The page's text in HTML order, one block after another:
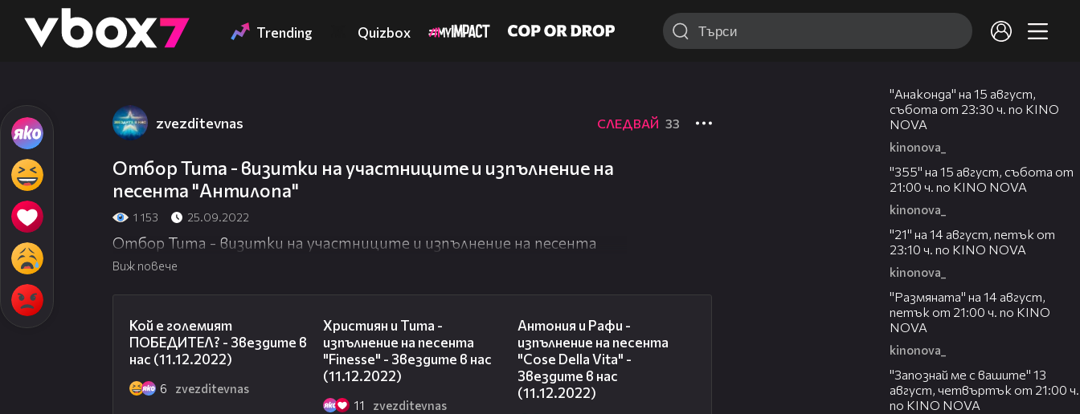
👾 Trending Quizbox
zvezditevnas СЛЕДВАЙ 33
Отбор Тита - визитки на участниците и изпълнение на
песента "Антилопа"
1 153 25.09.2022
Отбор Тита - визитки на участниците и изпълнение на песента
Виж повече
Кой е големият
ПОБЕДИТЕЛ? - Звездите в
нас (11.12.2022)
6 zvezditevnas
Християн и Тита -
изпълнение на песента
"Finesse" - Звездите в нас
(11.12.2022)
11 zvezditevnas
Антония и Рафи -
изпълнение на песента
"Cose Della Vita" -
Звездите в нас
(11.12.2022)
"Анаконда" на 15 август,
събота от 23:30 ч. по KINO
NOVA
kinonova_
"355" на 15 август, събота от
21:00 ч. по KINO NOVA
kinonova_
"21" на 14 август, петък от
23:10 ч. по KINO NOVA
kinonova_
"Размянaта" на 14 август,
петък от 21:00 ч. по KINO
NOVA
kinonova_
"Запознай ме с вашите" 13
август, четвъртък от 21:00 ч.
по KINO NOVA